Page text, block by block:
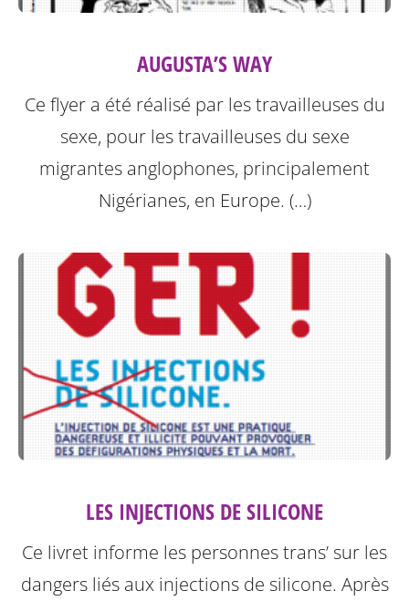
AUGUSTA’S WAY
Ce flyer a été réalisé par les travailleuses du
sexe, pour les travailleuses du sexe
migrantes anglophones, principalement
Nigérianes, en Europe. (…)
LES INJECTIONS DE SILICONE
Ce livret informe les personnes trans’ sur les
dangers liés aux injections de silicone. Après